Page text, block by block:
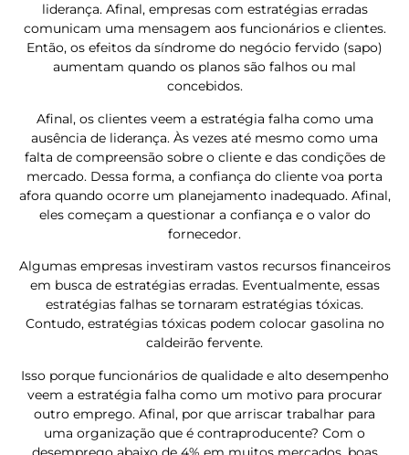
liderança. Afinal, empresas com estratégias erradas
comunicam uma mensagem aos funcionários e clientes.
Então, os efeitos da síndrome do negócio fervido (sapo)
aumentam quando os planos são falhos ou mal
concebidos.
Afinal, os clientes veem a estratégia falha como uma
ausência de liderança. Às vezes até mesmo como uma
falta de compreensão sobre o cliente e das condições de
mercado. Dessa forma, a confiança do cliente voa porta
afora quando ocorre um planejamento inadequado. Afinal,
eles começam a questionar a confiança e o valor do
fornecedor.
Algumas empresas investiram vastos recursos financeiros
em busca de estratégias erradas. Eventualmente, essas
estratégias falhas se tornaram estratégias tóxicas.
Contudo, estratégias tóxicas podem colocar gasolina no
caldeirão fervente.
Isso porque funcionários de qualidade e alto desempenho
veem a estratégia falha como um motivo para procurar
outro emprego. Afinal, por que arriscar trabalhar para
uma organização que é contraproducente? Com o